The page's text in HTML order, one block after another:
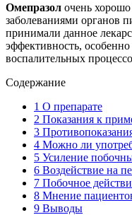
Омепразол очень хорошо
заболеваниями органов
принимали данное
эффективность,
воспалительных
Содержание
1 О препарате
2 Показания к
3
4 Можно ли
5 Усиление
6 Воздействие на
7 Побочное
8 Мнение
9 Выводы